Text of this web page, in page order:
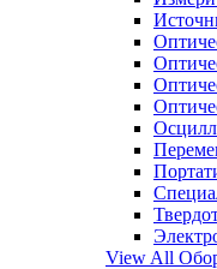
View All